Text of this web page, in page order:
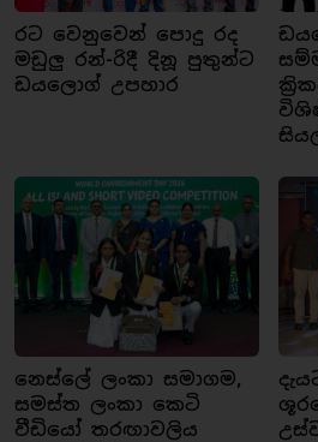
රට වෙනුවෙන් පොදු රද
මඩුලු රන්-රිදී දිනූ පුතුන්ට
ඩයලොග් උපහාර
නෙස්ලේ ලංකා සමාගම,
සමස්ත ලංකා කෙටි
වීඩියෝ තරඟාවලිය